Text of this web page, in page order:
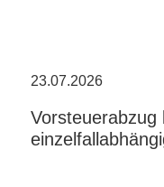
23.07.2026
Vorsteuerabzug